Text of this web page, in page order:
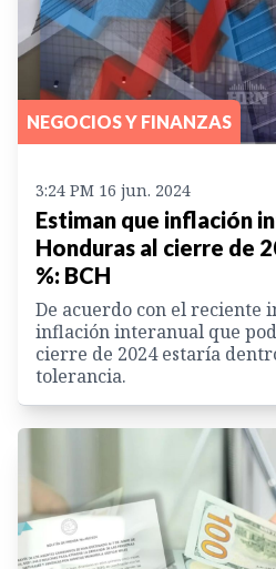
NEGOCIOS Y FINANZAS
3:24 PM 16 jun. 2024
Estiman que inflación
Honduras al cierre de
%: BCH
De acuerdo con el reciente
inflación interanual que
cierre de 2024 estaría
tolerancia.